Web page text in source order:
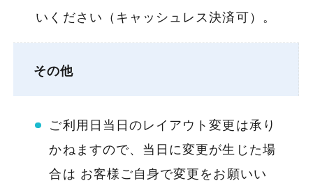
いください（キャッシュレス決済可）。
その他
ご利用日当日のレイアウト変更は承り
かねますので、当日に変更が生じた場
合は お客様ご自身で変更をお願いい